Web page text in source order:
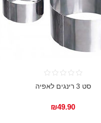
סט 3 רינגים לאפיה
₪49.90